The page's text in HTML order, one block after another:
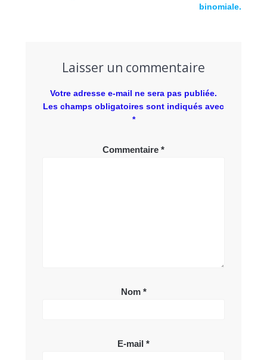
binomiale.
Laisser un commentaire
Votre adresse e-mail ne sera pas publiée.
Les champs obligatoires sont indiqués avec
*
Commentaire *
Nom *
E-mail *